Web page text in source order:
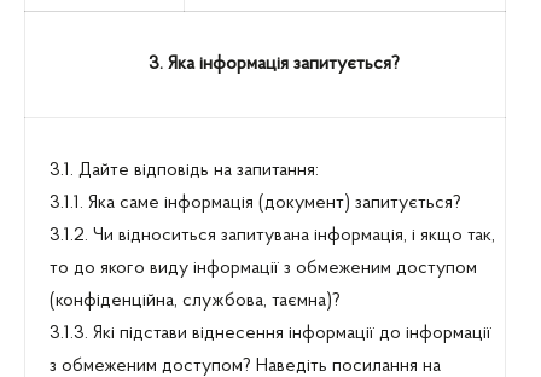
3. Яка інформація запитується?
3.1. Дайте відповідь на запитання:
3.1.1. Яка саме інформація (документ) запитується?
3.1.2. Чи відноситься запитувана інформація, і якщо так,
то до якого виду інформації з обмеженим доступом
(конфіденційна, службова, таємна)?
3.1.3. Які підстави віднесення інформації до інформації
з обмеженим доступом? Наведіть посилання на